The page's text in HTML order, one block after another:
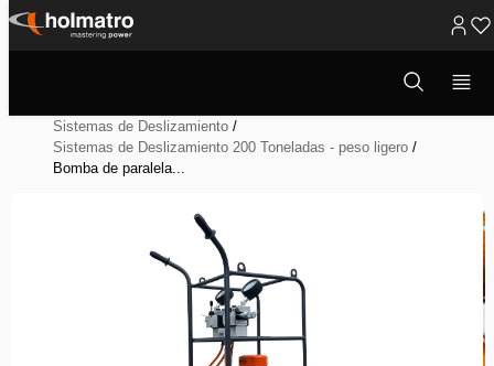
Ir
Abrir
ventana
de
Sistemas de Deslizamiento /
Sistemas de Deslizamiento 200 Toneladas - peso ligero /
Bomba de paralela...